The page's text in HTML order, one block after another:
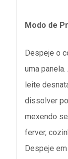
Modo de
Despeje o
uma
leite
dissolver
mexendo
ferver,
Despeje